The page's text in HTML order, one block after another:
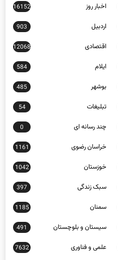
اخبار روز 16152
اردبیل 903
اقتصادی 12068
ایلام 584
بوشهر 485
تبلیغات 54
چند رسانه ای 0
خراسان رضوی 1161
خوزستان 1042
سبک زندگی 397
سمنان 1185
سیستان و بلوچستان 491
علمی و فناوری 7632